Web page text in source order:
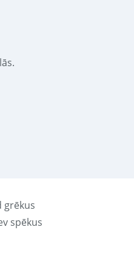
grēkus
spēkus